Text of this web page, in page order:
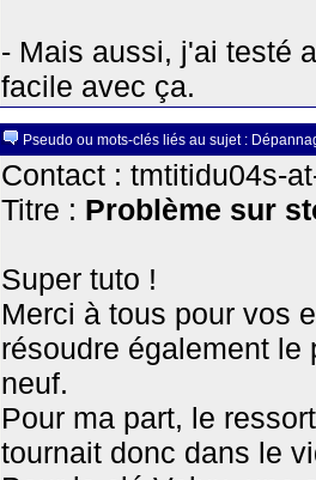
- Mais aussi, j'ai testé
facile avec ça.
Pseudo ou mots-clés liés au sujet :
Contact : tmtitidu04s-
Titre : Problème sur
Super tuto !
Merci à tous pour vos
résoudre également le
neuf.
Pour ma part, le
tournait donc dans le